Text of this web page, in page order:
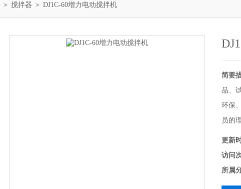
＞ 搅拌器 ＞ DJ1C-60增力电动搅拌机
简要
品、
环保
员的
更新
访问
所属